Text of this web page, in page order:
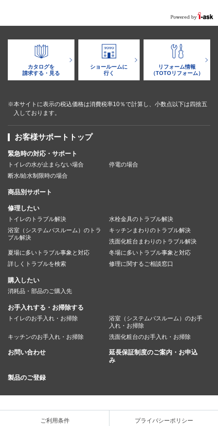
カタログを
請求する・見る
ショールームに
行く
リフォーム情報
（TOTOリフォーム）
※本サイトに表示の税込価格は消費税率10％で計算し、小数点以下は四捨五
入しております。
お客様サポートトップ
緊急時の対応・サポート
トイレの水が止まらない場合
停電の場合
断水/給水制限時の場合
商品別サポート
修理したい
トイレのトラブル解決
水栓金具のトラブル解決
浴室（システムバスルーム）のトラ
ブル解決
キッチンまわりのトラブル解決
洗面化粧台まわりのトラブル解決
夏場に多いトラブル事象と対応
冬場に多いトラブル事象と対応
詳しくトラブルを検索
修理に関するご相談窓口
購入したい
消耗品・部品のご購入先
お手入れする・お掃除する
トイレのお手入れ・お掃除
浴室（システムバスルーム）のお手
入れ・お掃除
キッチンのお手入れ・お掃除
洗面化粧台のお手入れ・お掃除
お問い合わせ
延長保証制度のご案内・お申込
み
製品のご登録
ご利用条件 プライバシーポリシー